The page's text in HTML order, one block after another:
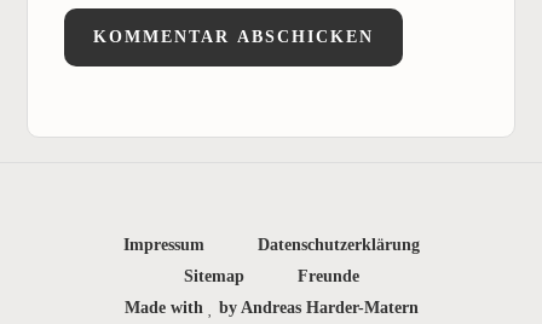
Impressum
Datenschutzerklärung
Sitemap
Freunde
Made with
by Andreas Harder-Matern